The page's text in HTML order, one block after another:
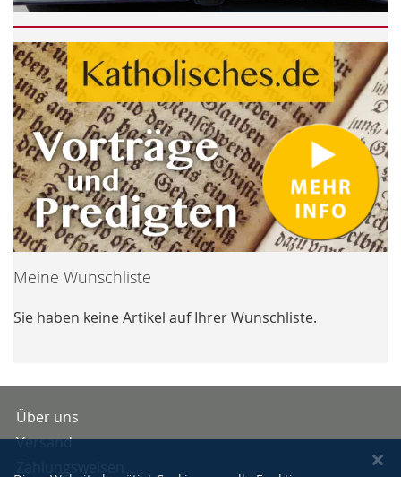
Meine Wunschliste
Sie haben keine Artikel auf Ihrer Wunschliste.
Über uns
Versand